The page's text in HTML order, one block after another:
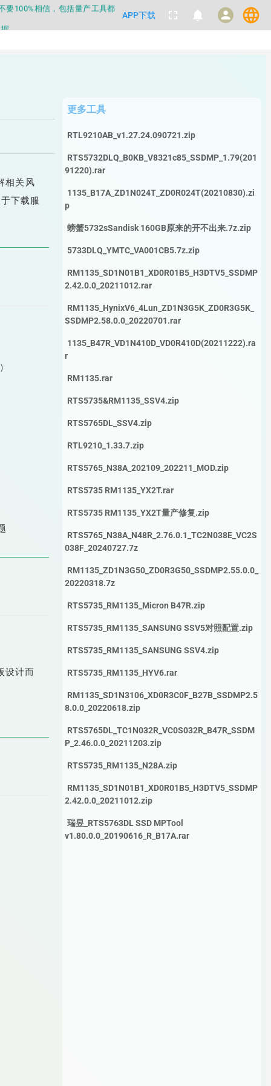
要100%相信，包括量产工具都
APP下载 fullscreen notifications person language
相关风
下载服
设计而
更多工具
RTL9210AB_v1.27.24.090721.zip
RTS5732DLQ_B0KB_V8321c85_SSDMP_1.79(201
91220).rar
1135_B17A_ZD1N024T_ZD0R024T(20210830).zi
p
螃蟹5732sSandisk 160GB原来的开不出来.7z.zip
5733DLQ_YMTC_VA001CB5.7z.zip
RM1135_SD1N01B1_XD0R01B5_H3DTV5_SSDMP
2.42.0.0_20211012.rar
RM1135_HynixV6_4Lun_ZD1N3G5K_ZD0R3G5K_
SSDMP2.58.0.0_20220701.rar
1135_B47R_VD1N410D_VD0R410D(20211222).ra
r
RM1135.rar
RTS5735&RM1135_SSV4.zip
RTS5765DL_SSV4.zip
RTL9210_1.33.7.zip
RTS5765_N38A_202109_202211_MOD.zip
RTS5735 RM1135_YX2T.rar
RTS5735 RM1135_YX2T量产修复.zip
RTS5765_N38A_N48R_2.76.0.1_TC2N038E_VC2S
038F_20240727.7z
RM1135_ZD1N3G50_ZD0R3G50_SSDMP2.55.0.0_
20220318.7z
RTS5735_RM1135_Micron B47R.zip
RTS5735_RM1135_SANSUNG SSV5对照配置.zip
RTS5735_RM1135_SANSUNG SSV4.zip
RTS5735_RM1135_HYV6.rar
RM1135_SD1N3106_XD0R3C0F_B27B_SSDMP2.5
8.0.0_20220618.zip
RTS5765DL_TC1N032R_VC0S032R_B47R_SSDM
P_2.46.0.0_20211203.zip
RTS5735_RM1135_N28A.zip
RM1135_SD1N01B1_XD0R01B5_H3DTV5_SSDMP
2.42.0.0_20211012.zip
瑞昱_RTS5763DL SSD MPTool
v1.80.0.0_20190616_R_B17A.rar